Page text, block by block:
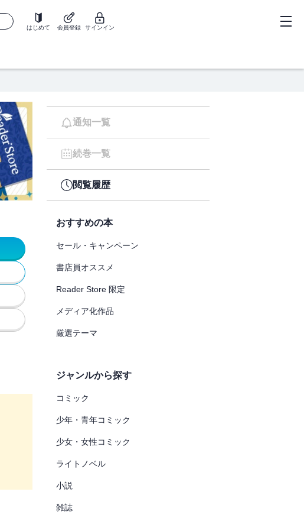
はじめて 会員登録 サインイン
通知一覧
続巻一覧
閲覧履歴
おすすめの本
セール・キャンペーン
書店員オススメ
Reader Store 限定
メディア化作品
厳選テーマ
ジャンルから探す
コミック
少年・青年コミック
少女・女性コミック
ライトノベル
小説
雑誌